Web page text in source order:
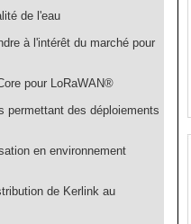
de l'eau
à l'intérêt du marché pour
pour LoRaWAN®
permettant des déploiements
en environnement
de Kerlink au